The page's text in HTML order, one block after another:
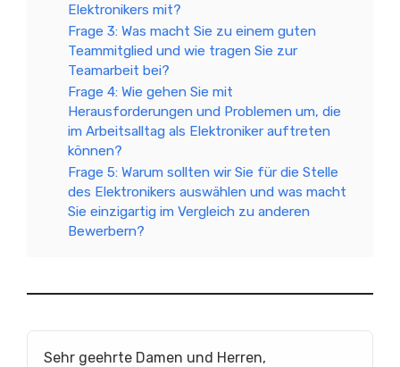
Elektronikers mit?
Frage 3: Was macht Sie zu einem guten
Teammitglied und wie tragen Sie zur
Teamarbeit bei?
Frage 4: Wie gehen Sie mit
Herausforderungen und Problemen um, die
im Arbeitsalltag als Elektroniker auftreten
können?
Frage 5: Warum sollten wir Sie für die Stelle
des Elektronikers auswählen und was macht
Sie einzigartig im Vergleich zu anderen
Bewerbern?
Sehr geehrte Damen und Herren,